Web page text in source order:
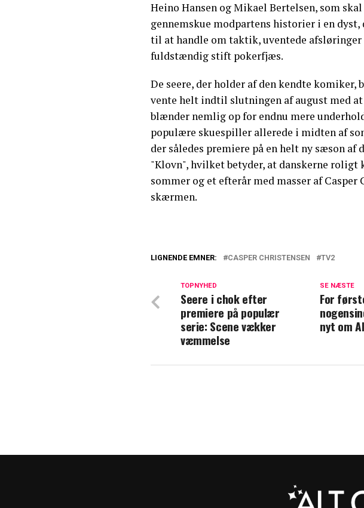
Heino Hansen og Mikael Bertelsen, som
gennemskue modpartens historier i en
til at handle om taktik, uventede
fuldstændig stift pokerfjæs.
De seere, der holder af den kendte komiker,
vente helt indtil slutningen af august med
blænder nemlig op for endnu mere
populære skuespiller allerede i midten af
der således premiere på en helt ny sæson
"Klovn", hvilket betyder, at danskerne roligt
sommer og et efterår med masser af Casper
skærmen.
Den er god nok: Nu bekræfter
LIGNENDE EMNER: CASPER CHRISTENSEN TV2
SE NÆSTE
For
nyt om
TOPNYHED
Seere i chok efter
premiere på populær
serie: Scene vækker
væmmelse